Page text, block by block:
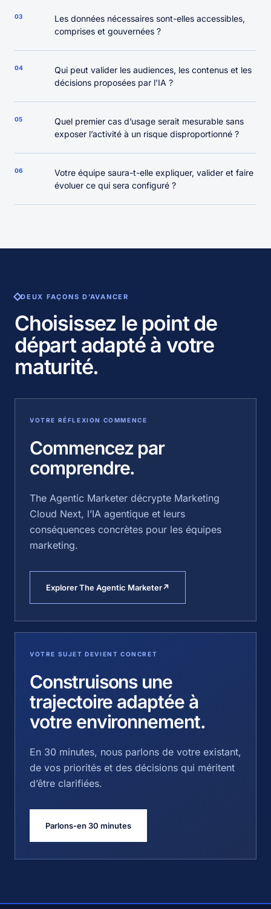
03
Les données nécessaires sont-elles accessibles,
comprises et gouvernées ?
04
Qui peut valider les audiences, les contenus et les
décisions proposées par l’IA ?
05
Quel premier cas d’usage serait mesurable sans
exposer l’activité à un risque disproportionné ?
06
Votre équipe saura-t-elle expliquer, valider et faire
évoluer ce qui sera configuré ?
DEUX FAÇONS D’AVANCER
Choisissez le point de
départ adapté à votre
maturité.
VOTRE RÉFLEXION COMMENCE
Commencez par
comprendre.
The Agentic Marketer décrypte Marketing
Cloud Next, l’IA agentique et leurs
conséquences concrètes pour les équipes
marketing.
Explorer The Agentic Marketer↗
VOTRE SUJET DEVIENT CONCRET
Construisons une
trajectoire adaptée à
votre environnement.
En 30 minutes, nous parlons de votre existant,
de vos priorités et des décisions qui méritent
d’être clarifiées.
Parlons-en 30 minutes